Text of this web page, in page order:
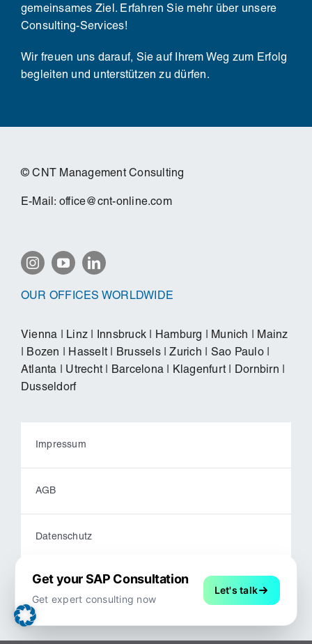
gemeinsames Ziel. Erfahren Sie mehr über unsere
Consulting-Services!
Wir freuen uns darauf, Sie auf Ihrem Weg zum Erfolg
begleiten und unterstützen zu dürfen.
© CNT Management Consulting
E-Mail: office@cnt-online.com
OUR OFFICES WORLDWIDE
Vienna | Linz | Innsbruck | Hamburg | Munich | Mainz
| Bozen | Hasselt | Brussels|Zurich | Sao Paulo|
Atlanta | Utrecht | Barcelona | Klagenfurt | Dornbirn |
Dusseldorf
Impressum
AGB
Datenschutz
Code of Conduct
Get your SAP Consultation
Get expert consulting now
Let's talk